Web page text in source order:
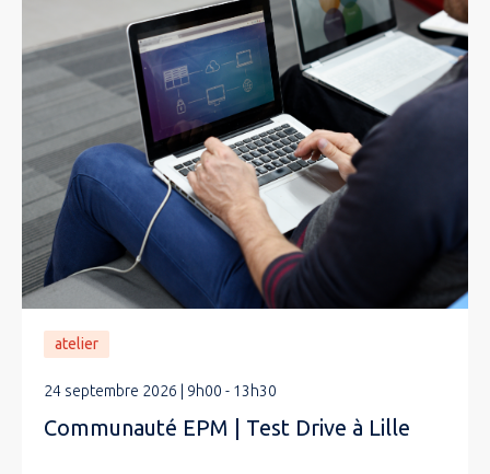
atelier
24 septembre 2026 | 9h00 - 13h30
Communauté EPM | Test Drive à Lille